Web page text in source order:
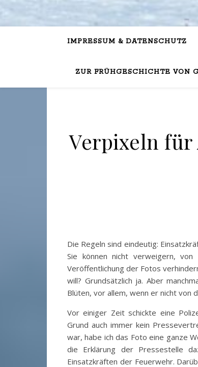
IMPRESSUM & DATENSCHUTZ
ZUR FRÜHGESCHICHTE VON
Verpixeln
Die Regeln sind eindeutig:
Sie können nicht verweigern,
Veröffentlichung der Fotos
will? Grundsätzlich ja. Aber
Blüten, vor allem, wenn er nicht von
Vor einiger Zeit schickte eine
Grund auch immer kein
war, habe ich das Foto eine ganze
die Erklärung der Pressestelle
Einsatzkräften der Feuerwehr.